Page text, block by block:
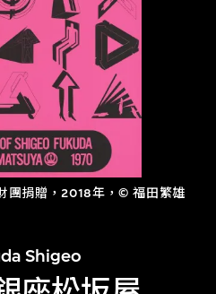
團捐贈，2018年，© 福田繁雄
Shigeo
及二十一世紀視覺